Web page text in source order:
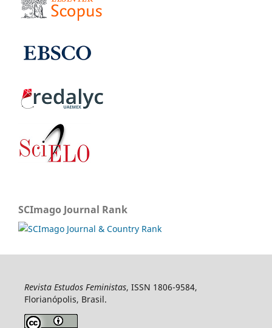
SCImago Journal Rank
Revista Estudos Feministas, ISSN 1806-9584,
Florianópolis, Brasil.